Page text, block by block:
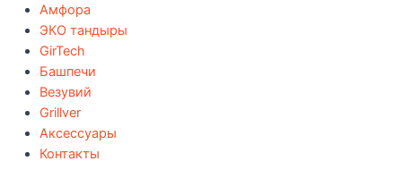
Амфора
ЭКО тандыры
GirTech
Башпечи
Везувий
Grillver
Аксессуары
Контакты